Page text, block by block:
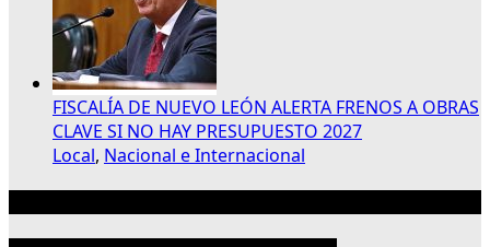
FISCALÍA DE NUEVO LEÓN ALERTA FRENOS A OBRAS
CLAVE SI NO HAY PRESUPUESTO 2027
Local, Nacional e Internacional